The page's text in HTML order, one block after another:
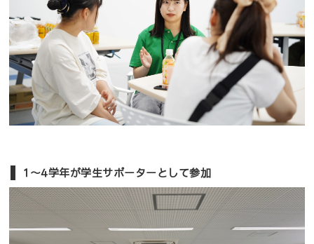
1～4学年が学生サポーターとして参加